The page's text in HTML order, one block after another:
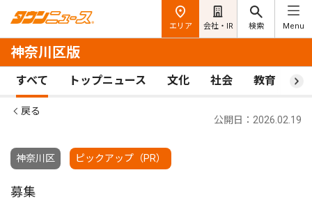
エリア 会社・IR 検索 Menu
神奈川区版
すべて トップニュース 文化 社会 教育 ス
戻る
神奈川区 ピックアップ（PR）
公開日：2026.02.19
募集